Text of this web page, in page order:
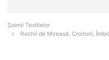
Șoimii Textilelor
Rochii de Mireasă, Croitorii,